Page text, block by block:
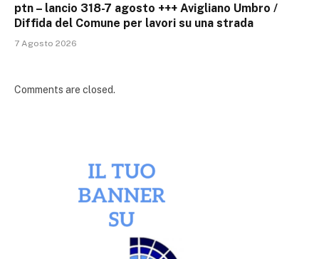
ptn – lancio 318-7 agosto +++ Avigliano Umbro /
Diffida del Comune per lavori su una strada
7 Agosto 2026
Comments are closed.